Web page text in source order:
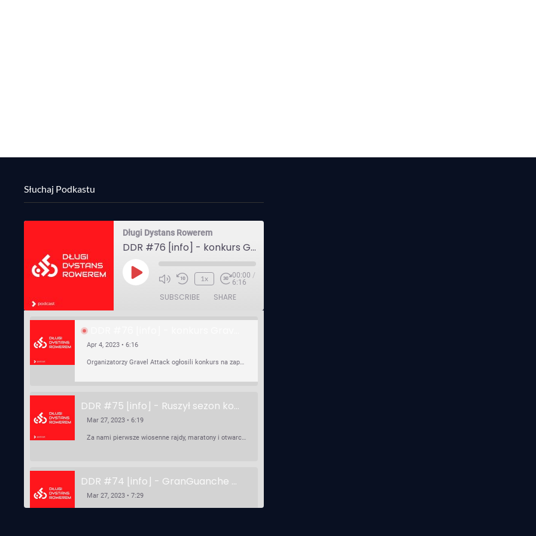
Słuchaj Podkastu
Długi Dystans Rowerem
DDR #76 [info] - konkurs Gravel Attack, Varmia Gravel, Bike Expo, Inspire India Ultra Race
Play
1x 00:00 /
6:16
SUBSCRIBE SHARE
Apr 4, 2023 • 6:16
Organizatorzy Gravel Attack ogłosili konkurs na zaprojektowanie koszulki. Varmia Gravel 2023 przypomina o możliwości podzielenia opłaty startowej na dwie raty 50/50 – na zero procent! …
DDR #75 [info] - Ruszył sezon kolarski! Pierwszy Brevet Race Through Poland, Otwarcie sezonu Rajdy Dla Frajdy, Ankieta Rowerowa, przygotowania do Race Around Poland
Mar 27, 2023 • 6:19
Za nami pierwsze wiosenne rajdy, maratony i otwarcia sezonu, choć w Gdańsku zima nie powiedziała jeszcze ostatniego słowa bo właśnie pada śnieg. Linki: ⁠http://watahaultrarace.pl/⁠⁠https://rajdydlafrajdy.pl/⁠https://brevety.pl/brevets⁠⁠https://racearoundpoland.pl/⁠⁠https://granguanche.com/audax/audaxgravel/⁠⁠Ankieta Rowerowa…
DDR #74 [info] - GranGuanche Gravel startuje w piątek! Wataha Ultra Race Wiosna - zaprasza Mateusz Szafraniec. Dwie samochwałki
Mar 27, 2023 • 7:29